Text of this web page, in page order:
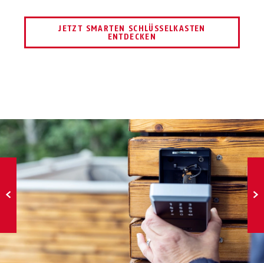
JETZT SMARTEN SCHLÜSSELKASTEN
ENTDECKEN